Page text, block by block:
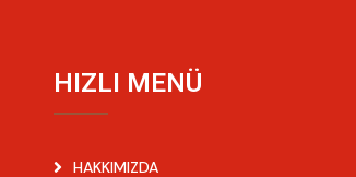
HIZLI MENÜ
HAKKIMIZDA